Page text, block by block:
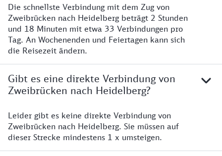
Die schnellste Verbindung mit dem Zug von
Zweibrücken nach Heidelberg beträgt 2 Stunden
und 18 Minuten mit etwa 33 Verbindungen pro
Tag. An Wochenenden und Feiertagen kann sich
die Reisezeit ändern.
Gibt es eine direkte Verbindung von
Zweibrücken nach Heidelberg?
Leider gibt es keine direkte Verbindung von
Zweibrücken nach Heidelberg. Sie müssen auf
dieser Strecke mindestens 1 x umsteigen.